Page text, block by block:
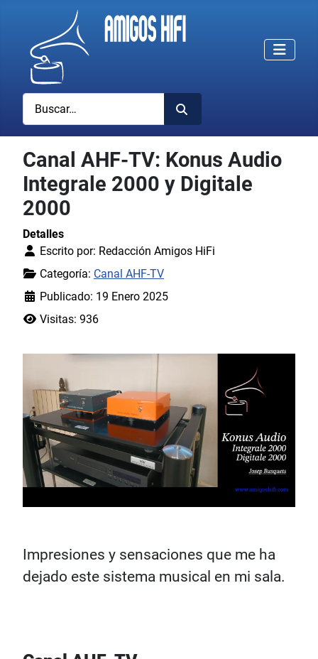
Buscar
Canal AHF-TV: Konus Audio
Integrale 2000 y Digitale
2000
Detalles
Escrito por: Redacción Amigos HiFi
Categoría: Canal AHF-TV
Publicado: 19 Enero 2025
Visitas: 936
Impresiones y sensaciones que me ha
dejado este sistema musical en mi sala.